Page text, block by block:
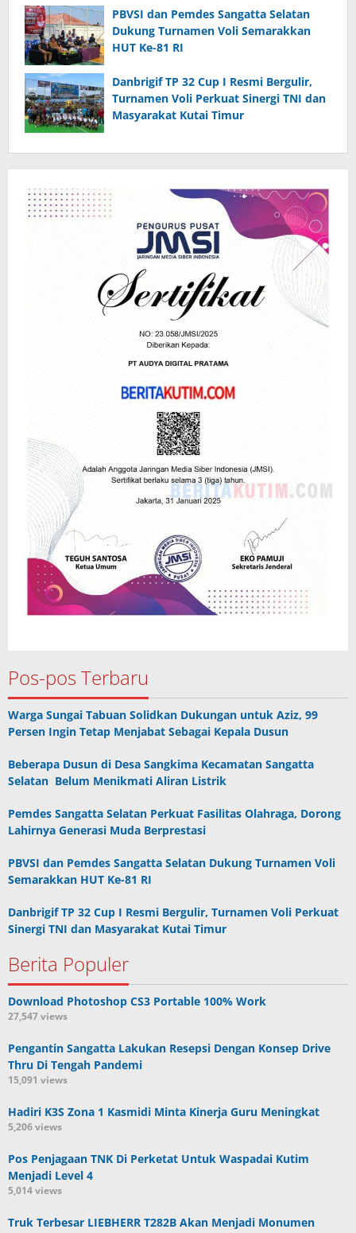
PBVSI dan Pemdes Sangatta Selatan
Dukung Turnamen Voli Semarakkan
HUT Ke-81 RI
Danbrigif TP 32 Cup I Resmi Bergulir,
Turnamen Voli Perkuat Sinergi TNI dan
Masyarakat Kutai Timur
Pos-pos Terbaru
Warga Sungai Tabuan Solidkan Dukungan untuk Aziz, 99
Persen Ingin Tetap Menjabat Sebagai Kepala Dusun
Beberapa Dusun di Desa Sangkima Kecamatan Sangatta
Selatan Belum Menikmati Aliran Listrik
Pemdes Sangatta Selatan Perkuat Fasilitas Olahraga, Dorong
Lahirnya Generasi Muda Berprestasi
PBVSI dan Pemdes Sangatta Selatan Dukung Turnamen Voli
Semarakkan HUT Ke-81 RI
Danbrigif TP 32 Cup I Resmi Bergulir, Turnamen Voli Perkuat
Sinergi TNI dan Masyarakat Kutai Timur
Berita Populer
Download Photoshop CS3 Portable 100% Work
27,547 views
Pengantin Sangatta Lakukan Resepsi Dengan Konsep Drive
Thru Di Tengah Pandemi
15,091 views
Hadiri K3S Zona 1 Kasmidi Minta Kinerja Guru Meningkat
5,206 views
Pos Penjagaan TNK Di Perketat Untuk Waspadai Kutim
Menjadi Level 4
5,014 views
Truk Terbesar LIEBHERR T282B Akan Menjadi Monumen